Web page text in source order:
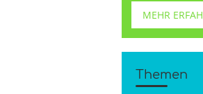
MEHR
Themen